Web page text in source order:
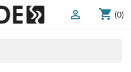
shopping_cart (0)
